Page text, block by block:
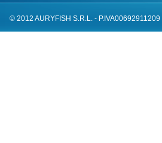
© 2012 AURYFISH S.R.L. - P.IVA00692911209 |